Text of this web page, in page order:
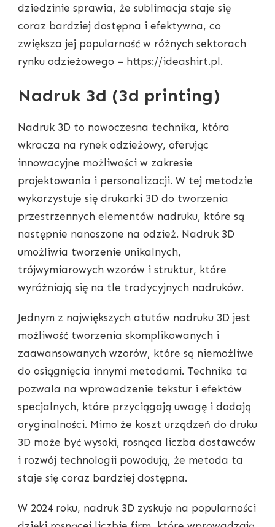
dziedzinie sprawia, że sublimacja staje się
coraz bardziej dostępna i efektywna, co
zwiększa jej popularność w różnych sektorach
rynku odzieżowego – https://ideashirt.pl.
Nadruk 3d (3d printing)
Nadruk 3D to nowoczesna technika, która
wkracza na rynek odzieżowy, oferując
innowacyjne możliwości w zakresie
projektowania i personalizacji. W tej metodzie
wykorzystuje się drukarki 3D do tworzenia
przestrzennych elementów nadruku, które są
następnie nanoszone na odzież. Nadruk 3D
umożliwia tworzenie unikalnych,
trójwymiarowych wzorów i struktur, które
wyróżniają się na tle tradycyjnych nadruków.
Jednym z największych atutów nadruku 3D jest
możliwość tworzenia skomplikowanych i
zaawansowanych wzorów, które są niemożliwe
do osiągnięcia innymi metodami. Technika ta
pozwala na wprowadzenie tekstur i efektów
specjalnych, które przyciągają uwagę i dodają
oryginalności. Mimo że koszt urządzeń do druku
3D może być wysoki, rosnąca liczba dostawców
i rozwój technologii powodują, że metoda ta
staje się coraz bardziej dostępna.
W 2024 roku, nadruk 3D zyskuje na popularności